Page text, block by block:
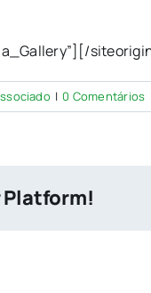
[/
| 0 Comentários
Platform!